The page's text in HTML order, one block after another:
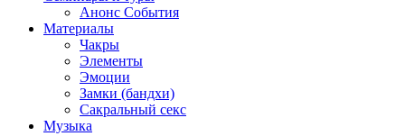
Анонс События
Материалы
Чакры
Элементы
Эмоции
Замки (бандхи)
Сакральный секс
Музыка